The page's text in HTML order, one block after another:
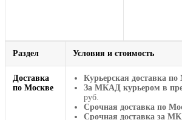
Раздел Условия и стоимость
Доставка
по Москве
Курьерская доставка по
За МКАД курьером в
руб.
Срочная доставка по
Срочная доставка за